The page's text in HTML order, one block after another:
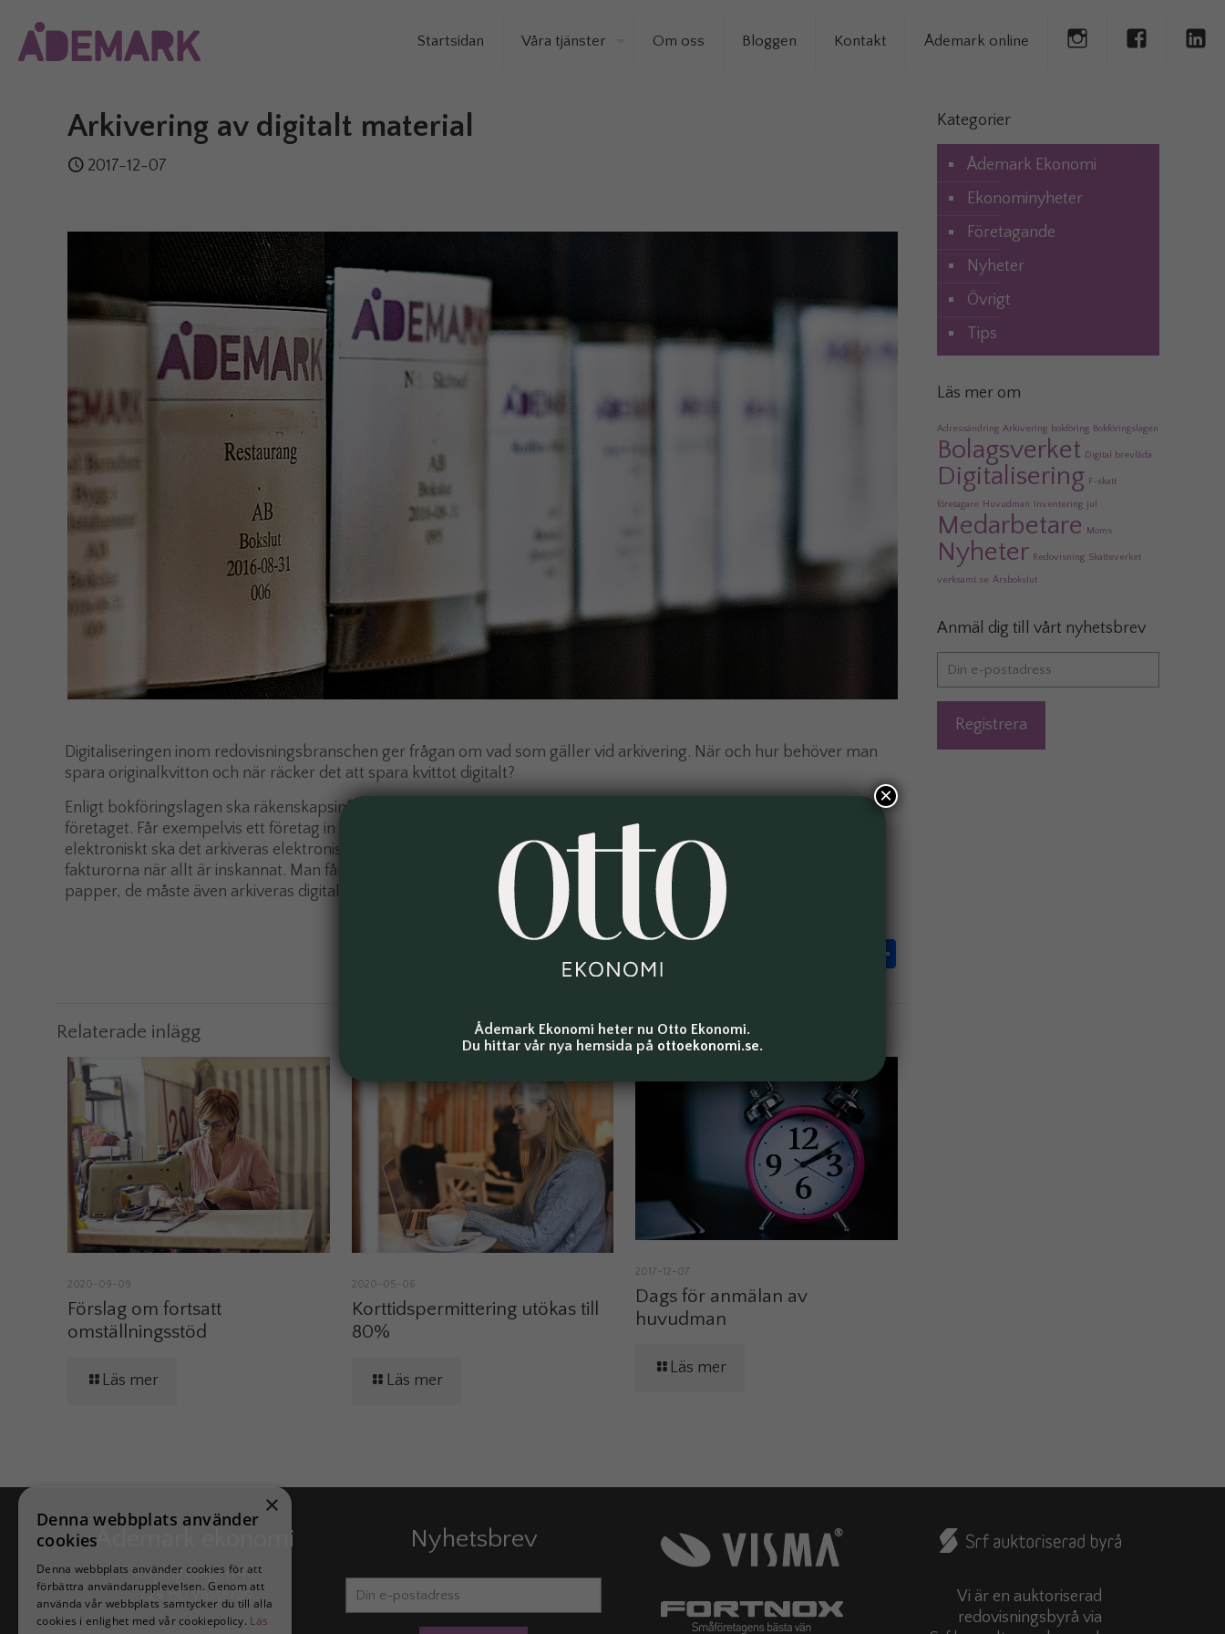
Startsidan Våra tjänster Om oss Bloggen Kontakt Ådemark online Instagram Facebook
Arkivering av digitalt material
2017-12-07
Digitaliseringen inom redovisningsbranschen ger frågan om vad som gäller vid arkivering. När och hur behöver man
spara originalkvitton och när räcker det att spara kvittot digitalt?
Enligt bokföringslagen ska räkenskapsinformation arkiveras i sju års tid – och i den form den hade när den kom till
företaget. Får exempelvis ett företag in material på papper ska det också arkiveras på papper och har det kommit in
elektroniskt ska det arkiveras elektroniskt. Det går däremot inte att skanna in pappersfakturor och sedan slänga
fakturorna när allt är inskannat. Man får inte heller skriva ut elektroniska fakturor och sedan bara arkivera dem på
papper, de måste även arkiveras digitalt.
Facebook
TwitterEvernote
Relaterade inlägg
2020-09-09
Förslag om fortsatt
omställningsstöd
Läs mer
2020-05-06
Korttidspermittering utökas till
80%
Läs mer
2017-12-07
Dags för anmälan av
huvudman
Läs mer
Kategorier
Ådemark Ekonomi
Ekonominyheter
Företagande
Nyheter
Övrigt
Tips
Läs mer om
Adressändring Arkivering bokföring Bokföringslagen
Bolagsverket Digital brevlåda
Digitalisering F-skatt
företagare Huvudman Inventering jul
Medarbetare Moms
Nyheter Redovisning Skatteverket
verksamt.se Årsbokslut
Anmäl dig till vårt nyhetsbrev
Ådemark ekonomi
Köpingsvägen 40
724 60 Västerås
Nyhetsbrev
Vi är en auktoriserad
redovisningsbyrå via
Ådemark Ekonomi heter nu Otto Ekonomi.
Du hittar vår nya hemsida på ottoekonomi.se.
×
×
Denna webbplats använder
cookies
Denna webbplats använder cookies för att
förbättra användarupplevelsen. Genom att
använda vår webbplats samtycker du till alla
cookies i enlighet med vår cookiepolicy. Läs